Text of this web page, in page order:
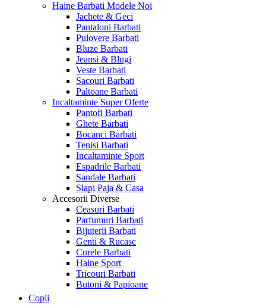
Haine Barbati Modele Noi
Jachete & Geci
Pantaloni Barbati
Pulovere Barbati
Bluze Barbati
Jeansi & Blugi
Veste Barbati
Sacouri Barbati
Paltoane Barbati
Incaltaminte Super Oferte
Pantofi Barbati
Ghete Barbati
Bocanci Barbati
Tenisi Barbati
Incaltaminte Sport
Espadrile Barbati
Sandale Barbati
Slapi Paja & Casa
Accesorii Diverse
Ceasuri Barbati
Parfumuri Barbati
Bijuterii Barbati
Genti & Rucasc
Curele Barbati
Haine Sport
Tricouri Barbati
Butoni & Papioane
Copii